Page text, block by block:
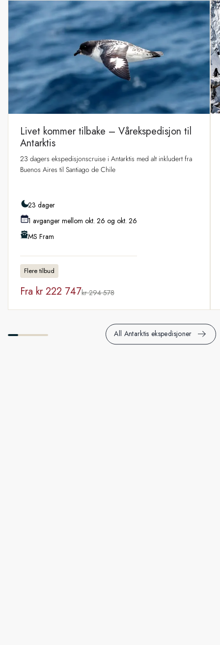
Livet kommer tilbake – Vårekspedisjon til
Antarktis
23 dagers ekspedisjonscruise i Antarktis med alt inkludert fra
Buenos Aires til Santiago de Chile
23 dager
1 avganger mellom okt. 26 og okt. 26
MS Fram
Flere tilbud
Fra kr 222 747kr 294 578
All Antarktis ekspedisjoner